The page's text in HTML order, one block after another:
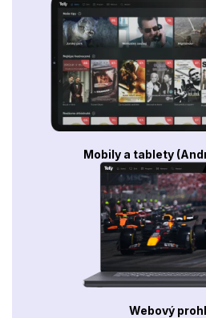
Mobily a tablety
Webový